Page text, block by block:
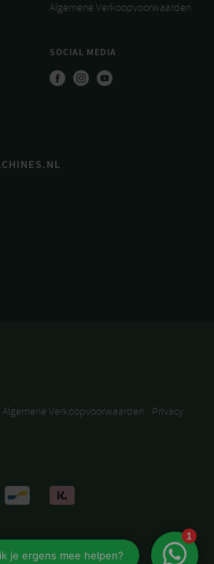
Algemene Verkoopvoorwaarden
SOCIAL MEDIA
Algemene Verkoopvoorwaarden
Privacy